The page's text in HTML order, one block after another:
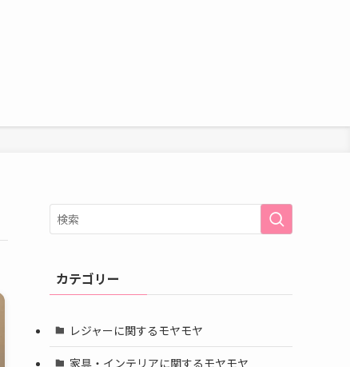
カテゴリー
レジャーに関するモヤモヤ
家具・インテリアに関するモヤモヤ